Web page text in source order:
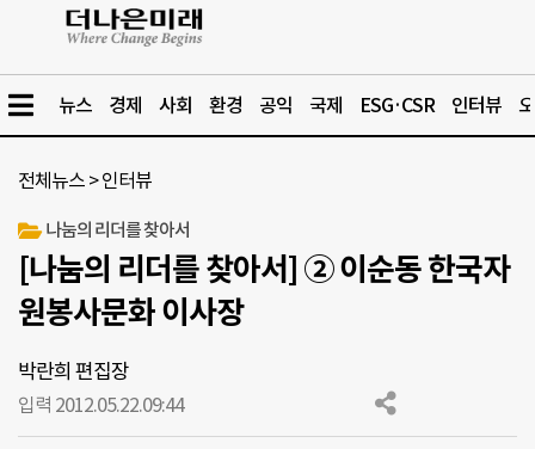
뉴스 경제 사회 환경 공익 국제 ESG·CSR 인터뷰
전체뉴스 >인터뷰
나눔의 리더를 찾아서
[나눔의 리더를 찾아서] ② 이순동 한국자
원봉사문화 이사장
박란희 편집장
입력 2012.05.22.09:44